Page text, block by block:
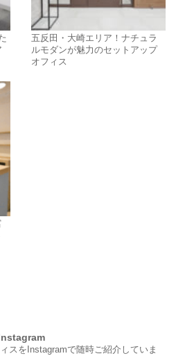
五反田・大崎エリア！ナチュラ
ルモダンが魅力のセットアップ
オフィス
スをInstagramで随時ご紹介していま